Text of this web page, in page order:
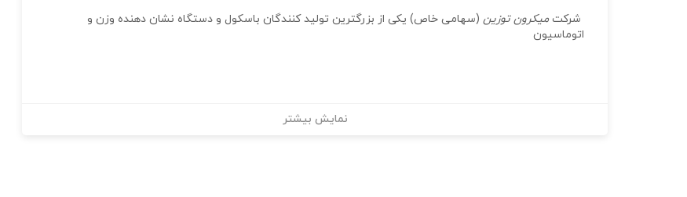
شرکت میکرون توزین(سهامی خاص) یکی از بزرگترین تولید کنندگان باسکول و دستگاه نشان دهنده وزن و
اتوماسیون
نمایش بیشتر